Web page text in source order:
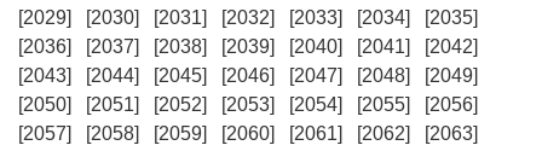
[2029]
[2030] [2031] [2032] [2033] [2034]
[2035]
[2036]
[2037] [2038] [2039] [2040] [2041]
[2042]
[2043]
[2044] [2045] [2046] [2047] [2048]
[2049]
[2050]
[2051] [2052] [2053] [2054] [2055]
[2056]
[2057]
[2058] [2059] [2060] [2061] [2062]
[2063]